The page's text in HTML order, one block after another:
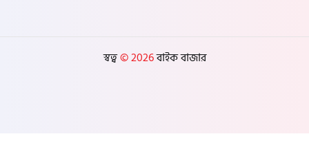
স্বত্ব© 2026বাইক বাজার